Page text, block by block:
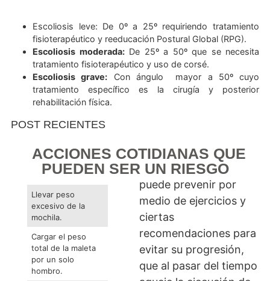
Juvenil: de 4 a 9 años.
Del adolescente:a partir de los 10 años.
La gravedad de la escoliosis va a ser determinada
angulación de sus curvas según el ángulo de Cobb,
fisioterapéutico y reeducación Postural Global
tratamiento fisioterapéutico y uso de corsé.
Escoliosis grave:Con ángulo mayor a 50º
tratamiento específico es la cirugía y
rehabilitación física.
ACCIONES COTIDIANAS
PUEDEN SER UN RIESGO